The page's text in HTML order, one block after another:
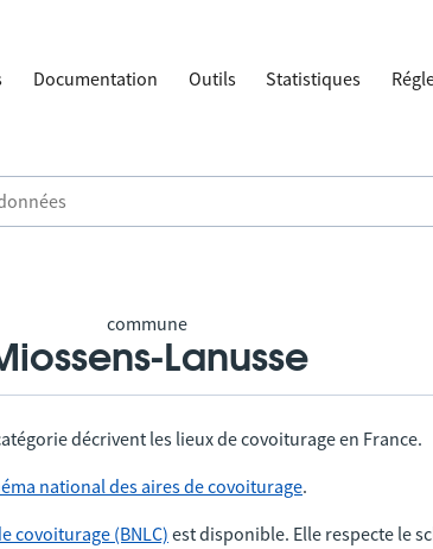
Documentation Outils Statistiques
commune
Lanusse
décrivent les lieux de covoiturage en France.
national des aires de covoiturage.
covoiturage (BNLC) est disponible. Elle respecte le